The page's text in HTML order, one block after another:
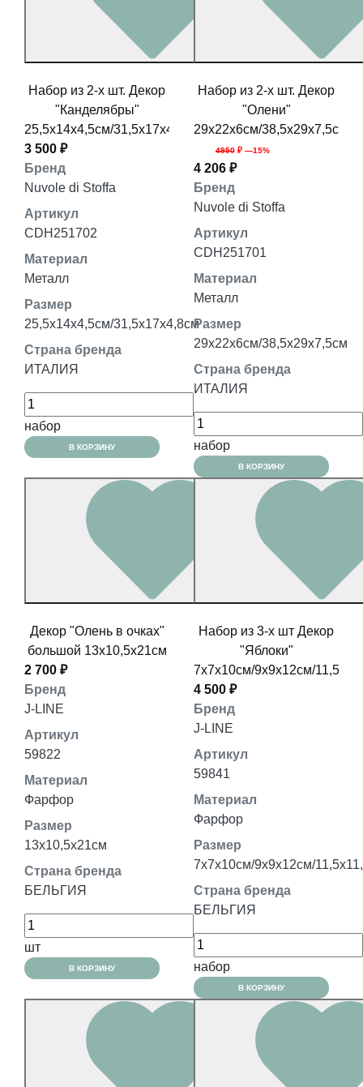
Набор из 2-х шт. Декор
"Канделябры"
25,5x14x4,5см/31,5x17x4,8см
3 500 ₽
Бренд
Nuvole di Stoffa
Артикул
CDH251702
Материал
Металл
Размер
25,5x14x4,5см/31,5x17x4,8см
Страна бренда
ИТАЛИЯ
набор
В КОРЗИНУ
Набор из 2-х шт. Декор
"Олени"
29x22x6см/38,5x29x7,5см
4950₽ —15%
4 206 ₽
Бренд
Nuvole di Stoffa
Артикул
CDH251701
Материал
Металл
Размер
29x22x6см/38,5x29x7,5см
Страна бренда
ИТАЛИЯ
набор
В КОРЗИНУ
Декор "Олень в очках"
большой 13x10,5x21см
2 700 ₽
Бренд
J-LINE
Артикул
59822
Материал
Фарфор
Размер
13x10,5x21см
Страна бренда
БЕЛЬГИЯ
шт
В КОРЗИНУ
Набор из 3-х шт Декор
"Яблоки"
7x7x10см/9х9х12см/
4 500 ₽
Бренд
J-LINE
Артикул
59841
Материал
Фарфор
Размер
7x7x10см/9х9х12см/
Страна бренда
БЕЛЬГИЯ
набор
В КОРЗИНУ